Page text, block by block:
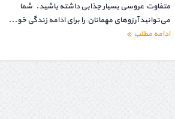
متفاوت عروسی بسیار جذابی داشته باشید. شما
می‌توانید آرزوهای مهمانان را برای ادامه زندگی خو...
ادامه مطلب